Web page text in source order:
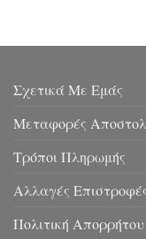
Σχετικά Με Εμάς
Μεταφορές
Τρόποι Πληρωμής
Αλλαγές
Πολιτική Απορρήτου